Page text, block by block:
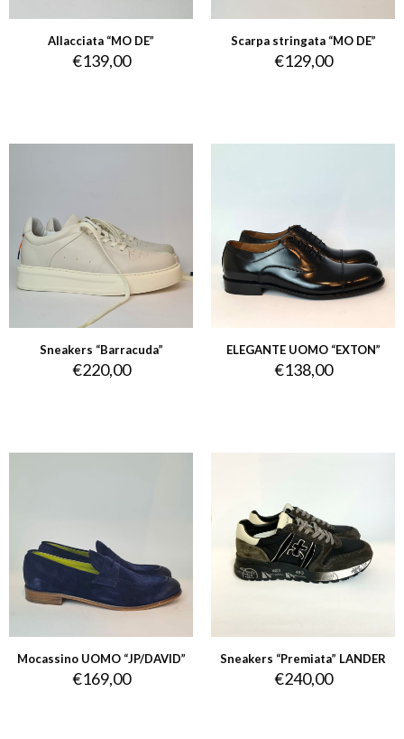
Allacciata “MO DE”
€139,00
Scarpa stringata “MO DE”
€129,00
Sneakers “Barracuda”
€220,00
ELEGANTE UOMO “EXTON”
€138,00
Mocassino UOMO “JP/DAVID”
€169,00
Sneakers “Premiata” LANDER
€240,00